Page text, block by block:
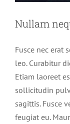
Nullam
Fusce nec erat
leo. Curabitur
Etiam laoreet
sollicitudin
sagittis. Fusce
feugiat eu.